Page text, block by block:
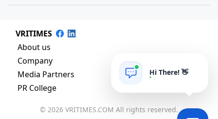
VRITIMES
About us
Company
Media Partners
PR College
© 2026 VRITIMES.COM All rights reserved.
Hi There! 👋